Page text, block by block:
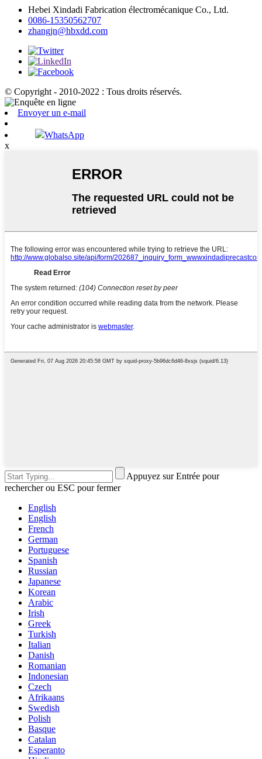
Hebei Xindadi Fabrication électromécanique Co., Ltd.
0086-15350562707
zhangjn@hbxdd.com
© Copyright - 2010-2022 : Tous droits réservés.
Envoyer un e-mail
WhatsApp
x
Appuyez sur Entrée pour
rechercher ou ESC pour fermer
English
English
French
German
Portuguese
Spanish
Russian
Japanese
Korean
Arabic
Irish
Greek
Turkish
Italian
Danish
Romanian
Indonesian
Czech
Afrikaans
Swedish
Polish
Basque
Catalan
Esperanto